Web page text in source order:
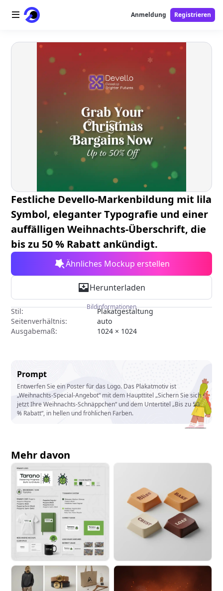
Startseite
Free-Tools
Anmeldung Registrieren
Festliche Devello-Markenbildung mit lila
Symbol, eleganter Typografie und einer
auffälligen Weihnachts-Überschrift, die
bis zu 50 % Rabatt ankündigt.
Ähnliches Mockup erstellen
Herunterladen
Bildinformationen
Stil:
Plakatgestaltung
Seitenverhältnis:
auto
Ausgabemaß:
1024 × 1024
Prompt
Entwerfen Sie ein Poster für das Logo. Das Plakatmotiv ist
„Weihnachts-Special-Angebot“ mit dem Haupttitel „Sichern Sie sich
jetzt Ihre Weihnachts-Schnäppchen“ und dem Untertitel „Bis zu 50
% Rabatt“, in hellen und fröhlichen Farben.
Mehr davon